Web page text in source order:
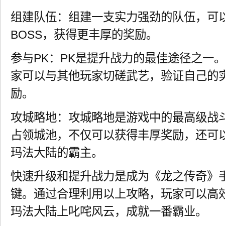
组建队伍：组建一支实力强劲的队伍，可
BOSS，获得更丰厚的奖励。
参与PK：PK是提升战力的最佳途径之一
家可以与其他玩家切磋武艺，验证自己的
励。
攻城略地：攻城略地是游戏中的最高级战
占领城池，不仅可以获得丰厚奖励，还可
玛法大陆的霸主。
快速升级和提升战力是成为《龙之传奇》
键。通过合理利用以上攻略，玩家可以高
玛法大陆上叱咤风云，成就一番霸业。